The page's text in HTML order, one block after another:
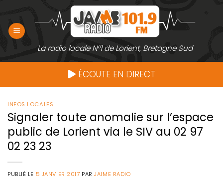
contenu
La radio locale N°1 de Lorient, Bretagne Sud
ÉCOUTE EN DIRECT
INFOS LOCALES
Signaler toute anomalie sur l’espace
public de Lorient via le SIV au 02 97
02 23 23
PUBLIÉ LE 5 JANVIER 2017 PARJAIME RADIO